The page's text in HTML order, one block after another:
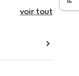
voir tout